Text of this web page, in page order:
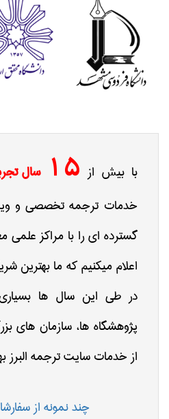
با بیش از 15 سال
خدمات ترجمه تخصصی و
گسترده ای را با مراکز علمی
اعلام میکنیم که ما
در طی این سال ها بسیاری
پژوهشگاه ها، سازمان های
از خدمات سایت ترجمه البرز
چند نمونه از